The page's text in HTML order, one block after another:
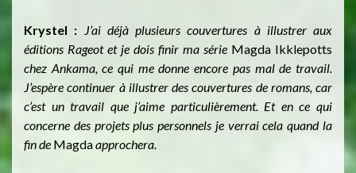
Krystel :
J’ai déjà plusieurs couvertures à illustrer aux
éditions Rageot et je dois finir ma série Magda Ikklepotts
chez Ankama, ce qui me donne encore pas mal de travail.
J’espère continuer à illustrer des couvertures de romans, car
c’est un travail que j’aime particulièrement. Et en ce qui
concerne des projets plus personnels je verrai cela quand la
fin de Magdaapprochera.